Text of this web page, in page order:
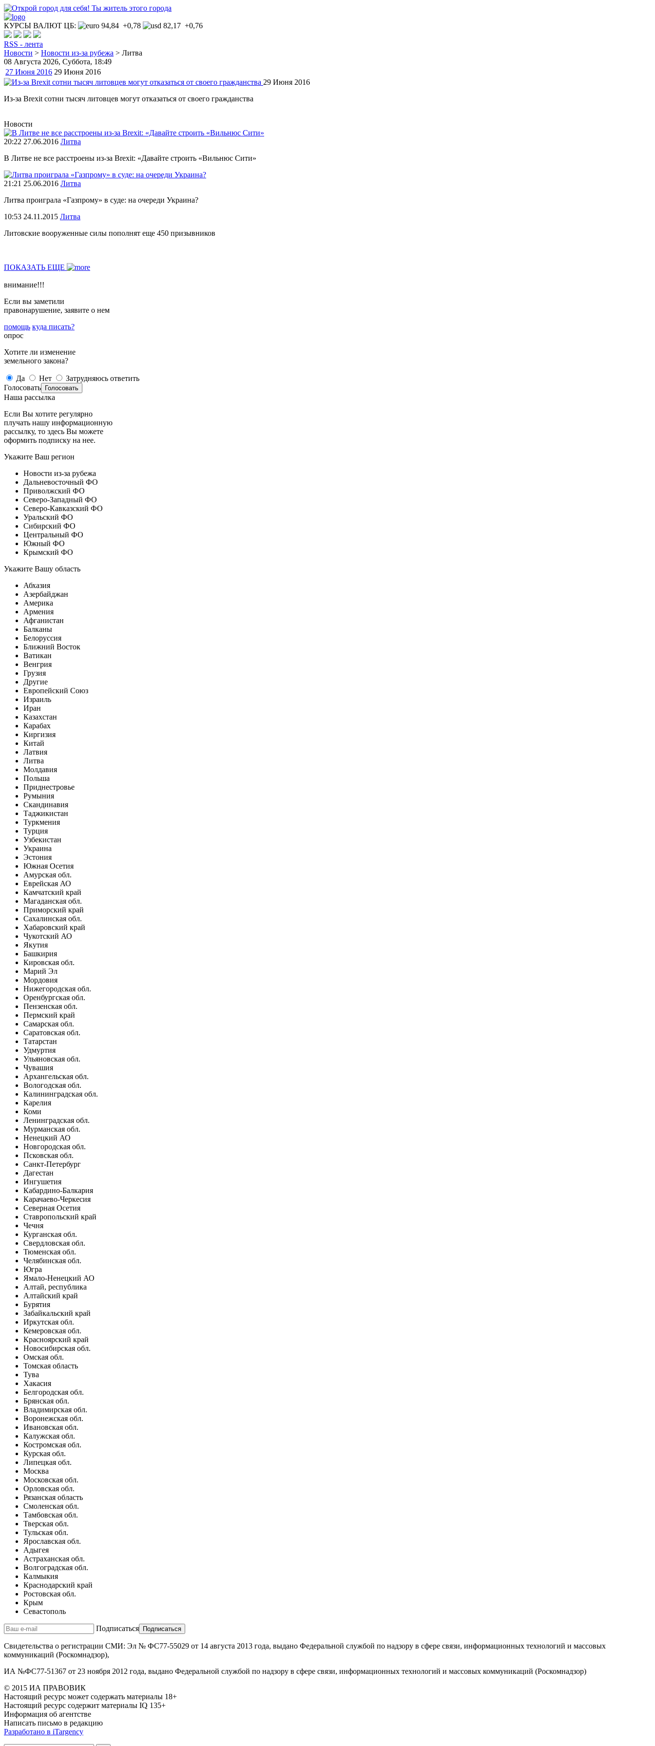
КУРСЫ ВАЛЮТ ЦБ: 94,84 +0,78 82,17 +0,76
RSS - лента
Новости > Новости из-за рубежа > Литва
08 Августа 2026, Суббота, 18:49
27 Июня 2016 29 Июня 2016
29 Июня 2016
Из-за Brexit сотни тысяч литовцев могут отказаться от своего гражданства
Новости
20:22 27.06.2016 Литва
В Литве не все расстроены из-за Brexit: «Давайте строить «Вильнюс Сити»
21:21 25.06.2016 Литва
Литва проиграла «Газпрому» в суде: на очереди Украина?
10:53 24.11.2015 Литва
Литовские вооруженные силы пополнят еще 450 призывников
ПОКАЗАТЬ ЕЩЕ
внимание!!!
Если вы заметили
правонарушение, заявите о нем
помощь куда писать?
опрос
Хотите ли изменение
земельного закона?
Да Нет
Затрудняюсь ответить
Голосовать
Наша рассылка
Если Вы хотите регулярно
плучать нашу информационную
рассылку, то здесь Вы можете
оформить подписку на нее.
Укажите Ваш регион
Новости из-за рубежа
Дальневосточный ФО
Приволжский ФО
Северо-Западный ФО
Северо-Кавказский ФО
Уральский ФО
Сибирский ФО
Центральный ФО
Южный ФО
Крымский ФО
Укажите Вашу область
Абхазия
Азербайджан
Америка
Армения
Афганистан
Балканы
Белоруссия
Ближний Восток
Ватикан
Венгрия
Грузия
Другие
Европейский Союз
Израиль
Иран
Казахстан
Карабах
Киргизия
Китай
Латвия
Литва
Молдавия
Польша
Приднестровье
Румыния
Скандинавия
Таджикистан
Туркмения
Турция
Узбекистан
Украина
Эстония
Южная Осетия
Амурская обл.
Еврейская АО
Камчатский край
Магаданская обл.
Приморский край
Сахалинская обл.
Хабаровский край
Чукотский АО
Якутия
Башкирия
Кировская обл.
Марий Эл
Мордовия
Нижегородская обл.
Оренбургская обл.
Пензенская обл.
Пермский край
Самарская обл.
Саратовская обл.
Татарстан
Удмуртия
Ульяновская обл.
Чувашия
Архангельская обл.
Вологодская обл.
Калининградская обл.
Карелия
Коми
Ленинградская обл.
Мурманская обл.
Ненецкий АО
Новгородская обл.
Псковская обл.
Санкт-Петербург
Дагестан
Ингушетия
Кабардино-Балкария
Карачаево-Черкесия
Северная Осетия
Ставропольский край
Чечня
Курганская обл.
Свердловская обл.
Тюменская обл.
Челябинская обл.
Югра
Ямало-Ненецкий АО
Алтай, республика
Алтайский край
Бурятия
Забайкальский край
Иркутская обл.
Кемеровская обл.
Красноярский край
Новосибирская обл.
Омская обл.
Томская область
Тува
Хакасия
Белгородская обл.
Брянская обл.
Владимирская обл.
Воронежская обл.
Ивановская обл.
Калужская обл.
Костромская обл.
Курская обл.
Липецкая обл.
Москва
Московская обл.
Орловская обл.
Рязанская область
Смоленская обл.
Тамбовская обл.
Тверская обл.
Тульская обл.
Ярославская обл.
Адыгея
Астраханская обл.
Волгоградская обл.
Калмыкия
Краснодарский край
Ростовская обл.
Крым
Севастополь
Подписаться
Свидетельства о регистрации СМИ: Эл № ФС77-55029 от 14 августа 2013 года, выдано Федеральной службой по надзору в сфере связи, информационных технологий и массовых
коммуникаций (Роскомнадзор),
ИА №ФС77-51367 от 23 ноября 2012 года, выдано Федеральной службой по надзору в сфере связи, информационных технологий и массовых коммуникаций (Роскомнадзор)
© 2015 ИА ПРАВОВИК
Настоящий ресурс может содержать материалы 18+
Настоящий ресурс содержит материалы IQ 135+
Информация об агентстве
Написать письмо в редакцию
Разработано в iTargency